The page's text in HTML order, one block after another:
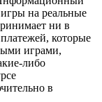
на реальные
ни в
которые
играми,
либо
в